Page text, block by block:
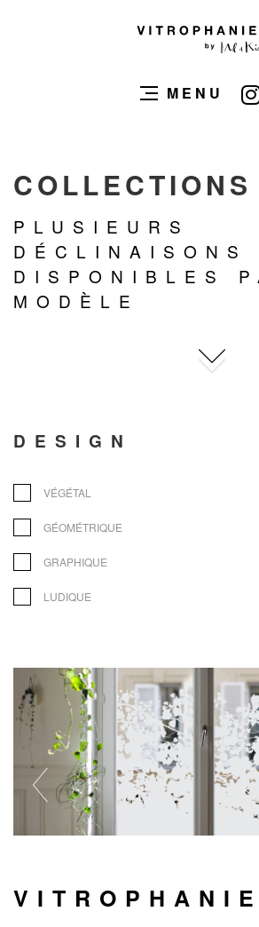
MENU
COLLECTIONS
PLUSIEURS
DÉCLINAISONS
DISPONIBLES
MODÈLE
DESIGN
GÉOMÉTRIQUE
VÉGÉTAL
GRAPHIQUE
LUDIQUE